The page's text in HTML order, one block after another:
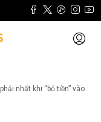
nhất khi “bỏ tiền” vào